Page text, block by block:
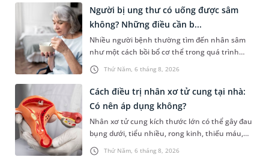
thuốc gì để hạn chế phải phẫu thuật. Bài viết
sau sẽ giúp bạn hiểu đúng về việc dùng thuốc
trong điều trị bệnh lý này và biết cách kiểm
soát bệnh hiệu quả.
Thứ Năm, 6 tháng 8, 2026
Người bị ung thư có uống được sâm
không? Những điều cần b...
Nhiều người bệnh thường tìm đến nhân sâm
như một cách bồi bổ cơ thể trong quá trình
điều trị ung thư. Tuy nhiên, câu hỏi người bị
ung thư có uống được sâm không vẫn khiến
không ít người băn khoăn. Thực tế, nhân sâm
chứa nhiều hoạt chất sinh học có lợi nhưng
không phải trường hợp nào cũng phù hợp. Việc
trang bị đầy đủ thông tin về lợi ích, nguy cơ
cũng như cách dùng đúng sẽ giúp người bệnh
sử dụng nhân sâm một cách an toàn và phù
Thứ Năm, 6 tháng 8, 2026
Cách điều trị nhân xơ tử cung tại nhà:
Có nên áp dụng không?
Nhân xơ tử cung kích thước lớn có thể gây đau
bụng dưới, tiểu nhiều, rong kinh, thiếu máu,
khó mang thai,... Vì vậy, nhiều người tìm kiếm
cách điều trị nhân xơ tử cung tại nhà với mong